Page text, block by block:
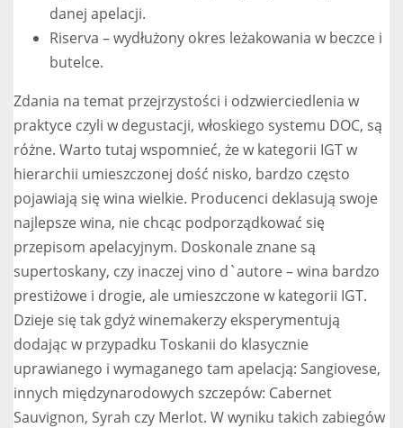
danej apelacji.
Riserva – wydłużony okres leżakowania w beczce i
butelce.
Zdania na temat przejrzystości i odzwierciedlenia w
praktyce czyli w degustacji, włoskiego systemu DOC, są
różne. Warto tutaj wspomnieć, że w kategorii IGT w
hierarchii umieszczonej dość nisko, bardzo często
pojawiają się wina wielkie. Producenci deklasują swoje
najlepsze wina, nie chcąc podporządkować się
przepisom apelacyjnym. Doskonale znane są
supertoskany, czy inaczej vino d`autore – wina bardzo
prestiżowe i drogie, ale umieszczone w kategorii IGT.
Dzieje się tak gdyż winemakerzy eksperymentują
dodając w przypadku Toskanii do klasycznie
uprawianego i wymaganego tam apelacją: Sangiovese,
innych międzynarodowych szczepów: Cabernet
Sauvignon, Syrah czy Merlot. W wyniku takich zabiegów